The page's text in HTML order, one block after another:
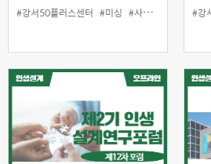
#강서50플러스센터 #미싱 #사회공헌 #강